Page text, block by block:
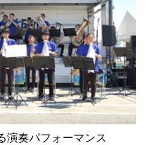
奏パフォーマンス